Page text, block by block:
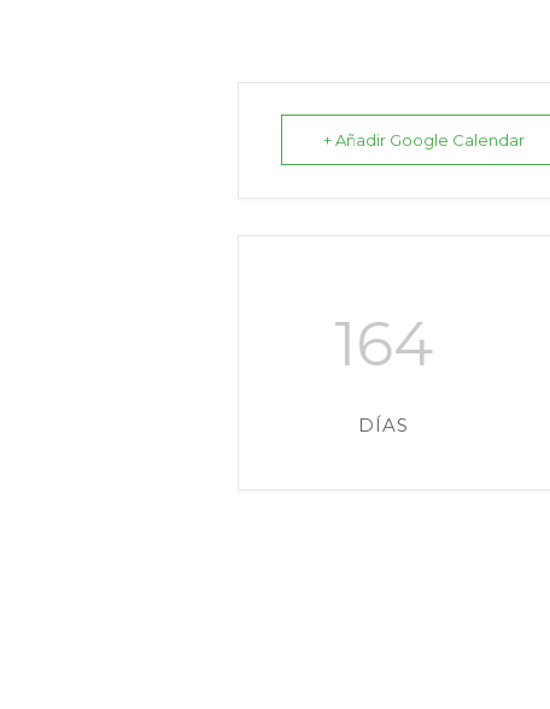
+ Añadir Google Calendar
164
DÍAS